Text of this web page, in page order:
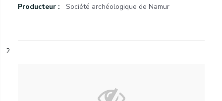
Producteur : Société archéologique de Namur
2